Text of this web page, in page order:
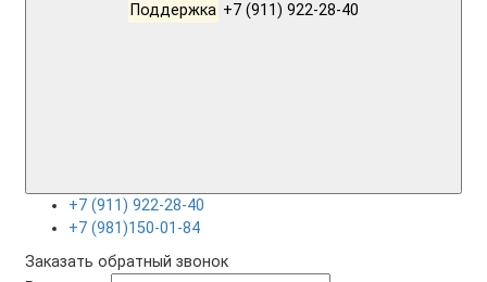
Поддержка
+7 (911) 922-28-40
+7 (981)150-01-84
Заказать обратный звонок